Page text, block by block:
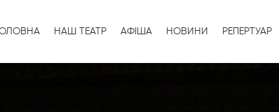
НАШ ТЕАТР АФІША НОВИНИ РЕПЕРТУАР